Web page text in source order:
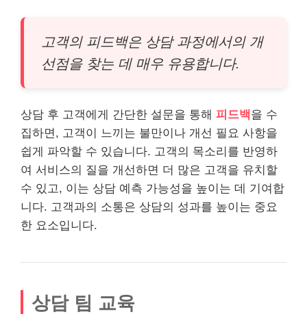
고객의 피드백은 상담 과정에서의 개
선점을 찾는 데 매우 유용합니다.
상담 후 고객에게 간단한 설문을 통해 피드백을 수
집하면, 고객이 느끼는 불만이나 개선 필요 사항을
쉽게 파악할 수 있습니다. 고객의 목소리를 반영하
여 서비스의 질을 개선하면 더 많은 고객을 유치할
수 있고, 이는 상담 예측 가능성을 높이는 데 기여합
니다. 고객과의 소통은 상담의 성과를 높이는 중요
한 요소입니다.
상담 팀 교육